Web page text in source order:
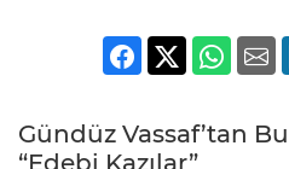
Gündüz Vassaf’tan
“Edebi Kazılar”